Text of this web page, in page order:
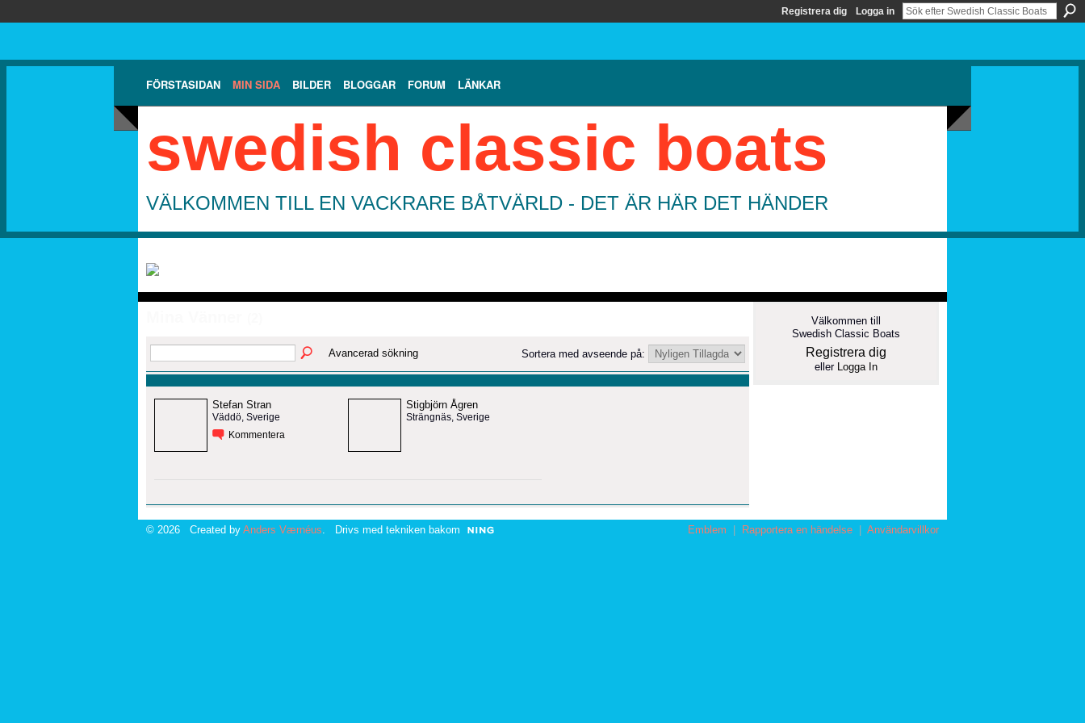
Registrera dig Logga in
FÖRSTASIDAN MIN SIDA BILDER BLOGGAR FORUM LÄNKAR
swedish classic boats
VÄLKOMMEN TILL EN VACKRARE BÅTVÄRLD - DET ÄR HÄR DET HÄNDER
Avancerad sökning Sortera med avseende på:
Stefan Stran
Väddö, Sverige
Kommentera
Stigbjörn Ågren
Strängnäs, Sverige
Välkommen till
Swedish Classic Boats
Registrera dig
eller Logga In
© 2026 Created by Anders Værnéus . Drivs med tekniken bakom Emblem | Rapportera en händelse | Användarvillkor